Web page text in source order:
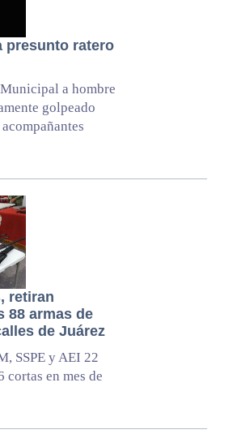
presunto ratero
a hombre
golpeado
retiran
88 armas de
de Juárez
SSPE y AEI 22
cortas en mes de